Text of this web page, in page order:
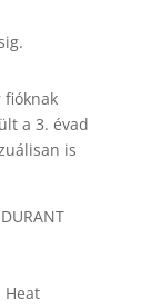
a 3. évad
is
Heat